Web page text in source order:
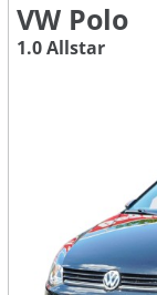
VW Polo
1.0 Allstar